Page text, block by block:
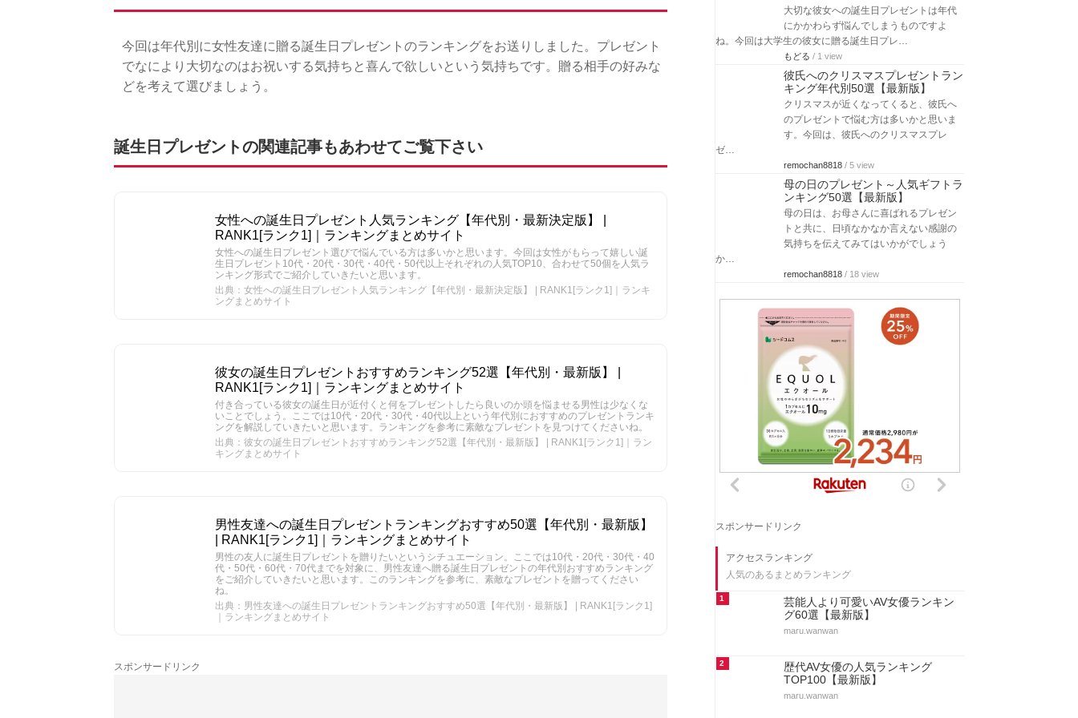
今回は年代別に女性友達に贈る誕生日プレゼントのランキングをお送りしました。プレゼント
でなにより大切なのはお祝いする気持ちと喜んで欲しいという気持ちです。贈る相手の好みな
どを考えて選びましょう。
誕生日プレゼントの関連記事もあわせてご覧下さい
女性への誕生日プレゼント人気ランキング【年代別・最新決定版】 |
RANK1[ランク1]｜ランキングまとめサイト
女性への誕生日プレゼント選びで悩んでいる方は多いかと思います。今回は女性がもらって嬉しい誕
生日プレゼント10代・20代・30代・40代・50代以上それぞれの人気TOP10、合わせて50個を人気ラ
ンキング形式でご紹介していきたいと思います。
出典：女性への誕生日プレゼント人気ランキング【年代別・最新決定版】 | RANK1[ランク1]｜ランキ
ングまとめサイト
彼女の誕生日プレゼントおすすめランキング52選【年代別・最新版】 |
RANK1[ランク1]｜ランキングまとめサイト
付き合っている彼女の誕生日が近付くと何をプレゼントしたら良いのか頭を悩ませる男性は少なくな
いことでしょう。ここでは10代・20代・30代・40代以上という年代別におすすめのプレゼントランキ
ングを解説していきたいと思います。ランキングを参考に素敵なプレゼントを見つけてくださいね。
出典：彼女の誕生日プレゼントおすすめランキング52選【年代別・最新版】 | RANK1[ランク1]｜ラン
キングまとめサイト
男性友達への誕生日プレゼントランキングおすすめ50選【年代別・最新版】
| RANK1[ランク1]｜ランキングまとめサイト
男性の友人に誕生日プレゼントを贈りたいというシチュエーション。ここでは10代・20代・30代・40
代・50代・60代・70代までを対象に、男性友達へ贈る誕生日プレゼントの年代別おすすめランキング
をご紹介していきたいと思います。このランキングを参考に、素敵なプレゼントを贈ってください
ね。
出典：男性友達への誕生日プレゼントランキングおすすめ50選【年代別・最新版】 | RANK1[ランク1]
｜ランキングまとめサイト
スポンサードリンク
大切な彼女への誕生日プレゼントは年代
にかかわらず悩んでしまうものですよ
ね。今回は大学生の彼女に贈る誕生日プレ…
もどる / 1 view
彼氏へのクリスマスプレゼントラン
キング年代別50選【最新版】
クリスマスが近くなってくると、彼氏へ
のプレゼントで悩む方は多いかと思いま
す。今回は、彼氏へのクリスマスプレ
ゼ…
remochan8818 / 5 view
母の日のプレゼント～人気ギフトラ
ンキング50選【最新版】
母の日は、お母さんに喜ばれるプレゼン
トと共に、日頃なかなか言えない感謝の
気持ちを伝えてみてはいかがでしょう
か…
remochan8818 / 18 view
スポンサードリンク
アクセスランキング
人気のあるまとめランキング
1
芸能人より可愛いAV女優ランキン
グ60選【最新版】
maru.wanwan
2
歴代AV女優の人気ランキング
TOP100【最新版】
maru.wanwan